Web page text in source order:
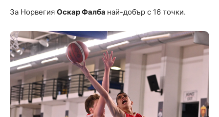
За Норвегия Оскар Фалба най-добър с 16 точки.